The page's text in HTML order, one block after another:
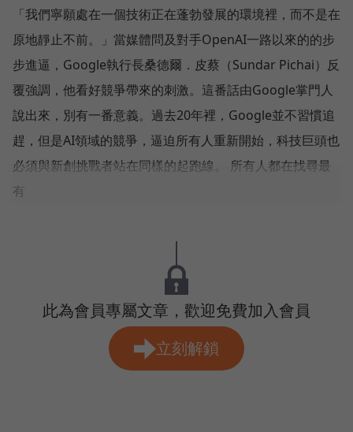
「我們寧願處在一個技術正在蓬勃發展的環境裡，而不是在
原地靜止不前。」當媒體問及對手OpenAI一路以來的的步
步進逼，Google執行長桑德爾．皮蔡（Sundar Pichai）反
覆強調，他看好競爭帶來的刺激。這番話由Google掌門人
說出來，別有一番意義。過去20年裡，Google並不習慣追
趕，但是AI領域的競爭，逼迫所有人重新開始，科技巨頭也
必須與新創挑戰者站在同樣的起跑線。 所有人都在找尋最
有
此為會員專屬文章，歡迎免費加入會員
立刻解鎖